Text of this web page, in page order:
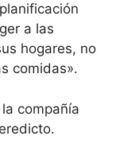
a las
hogares, no
comidas».
compañía